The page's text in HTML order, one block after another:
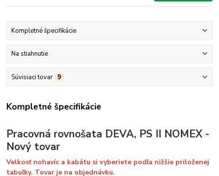
Kompletné špecifikácie
Na stiahnutie
Súvisiaci tovar 9
Kompletné špecifikácie
Pracovná rovnošata DEVA, PS II NOMEX -
Nový tovar
Velkosť nohavíc a kabátu si vyberiete podľa nižšie priloženej
tabuľky. Tovar je na objednávku.